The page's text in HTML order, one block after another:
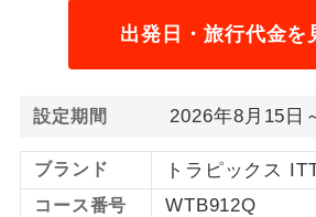
出発日・旅行代金を
設定期間 2026年8月15日
ブランド トラピックス
コース番号 WTB912Q
1名様1室同代
1名様1室利用でも
ご夫婦限定
ご夫婦限定でご参
女性限定
女性限定でご参加
す。